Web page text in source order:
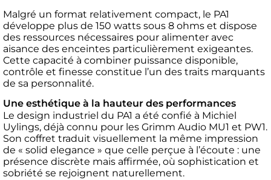
Malgré un format relativement compact, le PA1
développe plus de 150 watts sous 8 ohms et dispose
des ressources nécessaires pour alimenter avec
aisance des enceintes particulièrement exigeantes.
Cette capacité à combiner puissance disponible,
contrôle et finesse constitue l’un des traits marquants
de sa personnalité.
Une esthétique à la hauteur des performances
Le design industriel du PA1 a été confié à Michiel
Uylings, déjà connu pour les Grimm Audio MU1 et PW1.
Son coffret traduit visuellement la même impression
de « solid elegance » que celle perçue à l’écoute : une
présence discrète mais affirmée, où sophistication et
sobriété se rejoignent naturellement.